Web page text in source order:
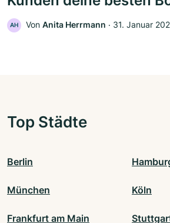
AH Von Anita Herrmann ‧ 31. Januar
Top Städte
Berlin
München Köln
Frankfurt am Main